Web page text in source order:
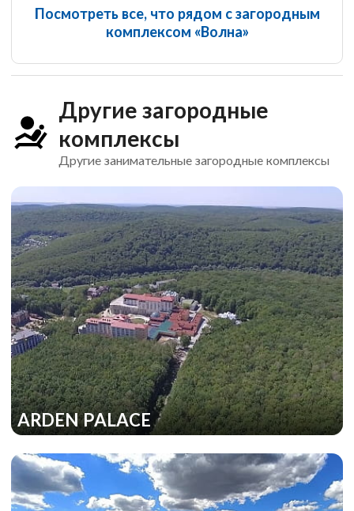
Посмотреть все, что рядом с загородным
комплексом «Волна»
Другие загородные
комплексы
Другие занимательные загородные комплексы
ARDEN PALACE